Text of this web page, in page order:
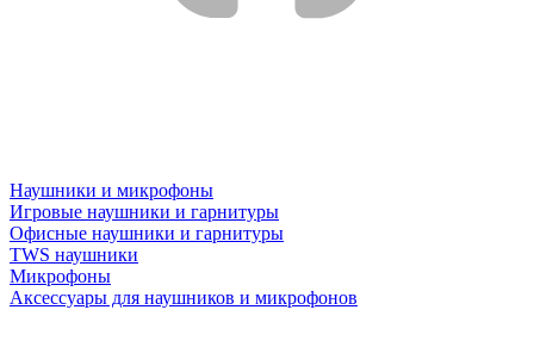
Наушники и микрофоны
Игровые наушники и гарнитуры
Офисные наушники и гарнитуры
TWS наушники
Микрофоны
Аксессуары для наушников и микрофонов